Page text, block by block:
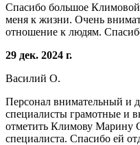
Спасибо большое
меня к жизни. Очень
отношение к людям.
29 дек. 2024 г.
Василий О.
Персонал внимательный и
специалисты грамотные и
отметить Климову Марину
специалиста. Спасибо ей